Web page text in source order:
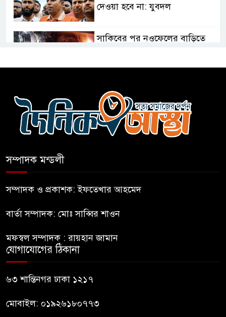
দেওয়া হবে না: যুবদল
সাকিবের পর নওফেলের বাড়িতে
আহত-১০
বন্যায় পাটগ্রামে সড়ক ভেঙে
চালাচ্ছেন তারেক: কাদের সিদ্দিকী
জুলাই জাদুঘরে টিকিট জালিয়াতি!
সম্পাদক মন্ডলী
সম্পাদক ও প্রকাশক: ইফতেখার আহমেদ
বার্তা সম্পাদক: মোঃ সাব্বির শাওন
মফস্বল সম্পাদক : রায়হান জামান
যোগাযোগের ঠিকানা
৬৩ শান্তিনগর ঢাকা ১২১৭
মোবাইল: ০১৯২৬১৮০৭৭৩